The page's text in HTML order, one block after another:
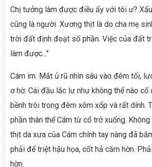
Chị tưởng làm được điều ấy với tôi ư?
cũng là người. Xương thịt là do cha mẹ
trời đất định đoạt số phần. Việc của đất
làm được..."
Cám im. Mắt ủ rũ nhìn sâu vào đêm tối,
ơ hờ. Cái đầu lắc lư như không thể nào cố
bềnh trôi trong đêm xôm xốp và rất dính.
phần thân thể Cám từ cổ trở xuống.
thịt da xưa của Cám chính tay nàng đã
phải để triệt hậu họa, cốt hả căm hờn.
hờn.